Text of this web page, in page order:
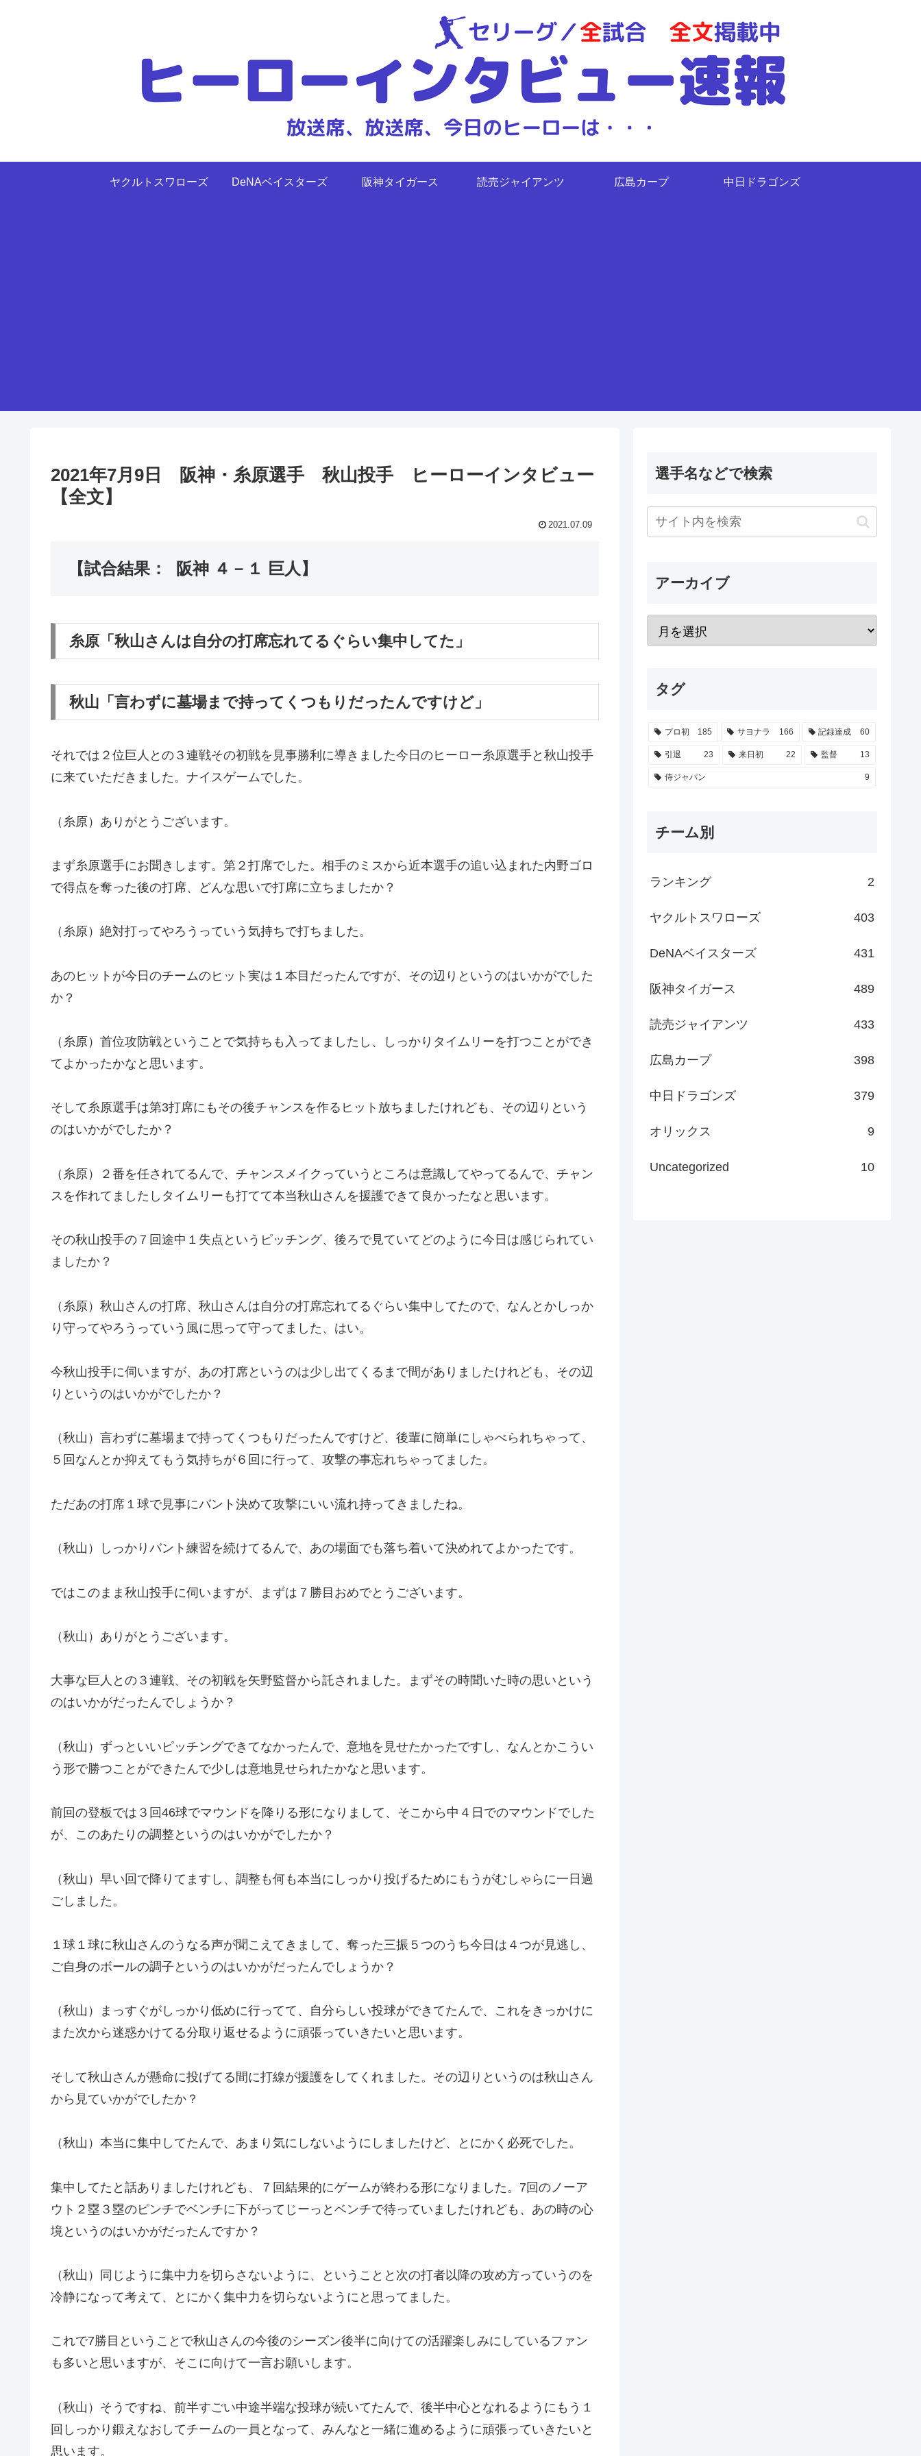
ヤクルトスワローズ DeNAベイスターズ 阪神タイガース 読売ジャイアンツ 広島カープ 中日ドラゴンズ
2021年7月9日 阪神・糸原選手 秋山投手 ヒーローインタビュー
【全文】
2021.07.09
【試合結果： 阪神 ４－１ 巨人】
糸原「秋山さんは自分の打席忘れてるぐらい集中してた」
秋山「言わずに墓場まで持ってくつもりだったんですけど」
それでは２位巨人との３連戦その初戦を見事勝利に導きました今日のヒーロー糸原選手と秋山投手
に来ていただきました。ナイスゲームでした。
（糸原）ありがとうございます。
まず糸原選手にお聞きします。第２打席でした。相手のミスから近本選手の追い込まれた内野ゴロ
で得点を奪った後の打席、どんな思いで打席に立ちましたか？
（糸原）絶対打ってやろうっていう気持ちで打ちました。
あのヒットが今日のチームのヒット実は１本目だったんですが、その辺りというのはいかがでした
か？
（糸原）首位攻防戦ということで気持ちも入ってましたし、しっかりタイムリーを打つことができ
てよかったかなと思います。
そして糸原選手は第3打席にもその後チャンスを作るヒット放ちましたけれども、その辺りという
のはいかがでしたか？
（糸原）２番を任されてるんで、チャンスメイクっていうところは意識してやってるんで、チャン
スを作れてましたしタイムリーも打てて本当秋山さんを援護できて良かったなと思います。
その秋山投手の７回途中１失点というピッチング、後ろで見ていてどのように今日は感じられてい
ましたか？
（糸原）秋山さんの打席、秋山さんは自分の打席忘れてるぐらい集中してたので、なんとかしっか
り守ってやろうっていう風に思って守ってました、はい。
今秋山投手に伺いますが、あの打席というのは少し出てくるまで間がありましたけれども、その辺
りというのはいかがでしたか？
（秋山）言わずに墓場まで持ってくつもりだったんですけど、後輩に簡単にしゃべられちゃって、
５回なんとか抑えてもう気持ちが６回に行って、攻撃の事忘れちゃってました。
ただあの打席１球で見事にバント決めて攻撃にいい流れ持ってきましたね。
（秋山）しっかりバント練習を続けてるんで、あの場面でも落ち着いて決めれてよかったです。
ではこのまま秋山投手に伺いますが、まずは７勝目おめでとうございます。
（秋山）ありがとうございます。
大事な巨人との３連戦、その初戦を矢野監督から託されました。まずその時聞いた時の思いという
のはいかがだったんでしょうか？
（秋山）ずっといいピッチングできてなかったんで、意地を見せたかったですし、なんとかこうい
う形で勝つことができたんで少しは意地見せられたかなと思います。
前回の登板では３回46球でマウンドを降りる形になりまして、そこから中４日でのマウンドでした
が、このあたりの調整というのはいかがでしたか？
（秋山）早い回で降りてますし、調整も何も本当にしっかり投げるためにもうがむしゃらに一日過
ごしました。
１球１球に秋山さんのうなる声が聞こえてきまして、奪った三振５つのうち今日は４つが見逃し、
ご自身のボールの調子というのはいかがだったんでしょうか？
（秋山）まっすぐがしっかり低めに行ってて、自分らしい投球ができてたんで、これをきっかけに
また次から迷惑かけてる分取り返せるように頑張っていきたいと思います。
そして秋山さんが懸命に投げてる間に打線が援護をしてくれました。その辺りというのは秋山さん
から見ていかがでしたか？
（秋山）本当に集中してたんで、あまり気にしないようにしましたけど、とにかく必死でした。
集中してたと話ありましたけれども、７回結果的にゲームが終わる形になりました。7回のノーア
ウト２塁３塁のピンチでベンチに下がってじーっとベンチで待っていましたけれども、あの時の心
境というのはいかがだったんですか？
（秋山）同じように集中力を切らさないように、ということと次の打者以降の攻め方っていうのを
冷静になって考えて、とにかく集中力を切らないようにと思ってました。
これで7勝目ということで秋山さんの今後のシーズン後半に向けての活躍楽しみにしているファン
も多いと思いますが、そこに向けて一言お願いします。
（秋山）そうですね、前半すごい中途半端な投球が続いてたんで、後半中心となれるようにもう１
回しっかり鍛えなおしてチームの一員となって、みんなと一緒に進めるように頑張っていきたいと
思います。
選手名などで検索
アーカイブ
タグ
プロ初 185 サヨナラ 166 記録達成 60
引退 23 来日初 22 監督 13
侍ジャパン 9
チーム別
ランキング 2
ヤクルトスワローズ 403
DeNAベイスターズ 431
阪神タイガース 489
読売ジャイアンツ 433
広島カープ 398
中日ドラゴンズ 379
オリックス 9
Uncategorized 10